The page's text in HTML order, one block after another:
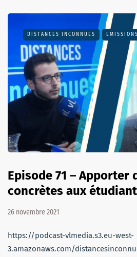
DISTANCES INCONNUES EMISSIONS
Episode 71 – Apporter
concrètes aux
26 novembre 2021
https://podcast-vlmedia.s3.eu-west-
3.amazonaws.com/